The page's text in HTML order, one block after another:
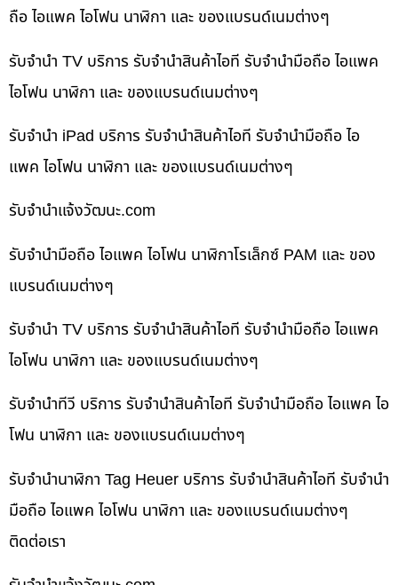
ถือ ไอแพค ไอโฟน นาฬิกา และ ของแบรนด์เนมต่างๆ
รับจำนำ TV บริการ รับจำนำสินค้าไอที รับจำนำมือถือ ไอแพค
ไอโฟน นาฬิกา และ ของแบรนด์เนมต่างๆ
รับจำนำ iPad บริการ รับจำนำสินค้าไอที รับจำนำมือถือ ไอ
แพค ไอโฟน นาฬิกา และ ของแบรนด์เนมต่างๆ
รับจํานําแจ้งวัฒนะ.com
รับจำนำมือถือ ไอแพค ไอโฟน นาฬิกาโรเล็กซ์ PAM และ ของ
แบรนด์เนมต่างๆ
รับจำนำ TV บริการ รับจำนำสินค้าไอที รับจำนำมือถือ ไอแพค
ไอโฟน นาฬิกา และ ของแบรนด์เนมต่างๆ
รับจำนำทีวี บริการ รับจำนำสินค้าไอที รับจำนำมือถือ ไอแพค ไอ
โฟน นาฬิกา และ ของแบรนด์เนมต่างๆ
รับจำนำนาฬิกา Tag Heuer บริการ รับจำนำสินค้าไอที รับจำนำ
มือถือ ไอแพค ไอโฟน นาฬิกา และ ของแบรนด์เนมต่างๆ
ติดต่อเรา